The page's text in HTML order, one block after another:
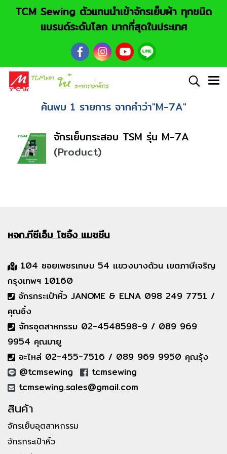
TCM Sewing ตัวแทนนำเข้าจักรเย็บผ้า ทุกชนิด
แบรนด์ระดับโลก มากที่สุดในประเทศ
ค้นพบ 1 รายการ จากคำว่า"M-7A"
จักรเย็บกระสอบ TSM รุ่น M-7A
(Product)
หจก.ทีซีเอ็มโซอิ้ง แมชชีน
104 ซอยเพชรเกษม 54 แขวงบางด้วน เขตภาษีเจริญ
กรุงเทพฯ 10160
จักรกระเป๋าหิ้ว JANOME & ELNA 098 249 7751 /
คุณอิ๋ง
จักรอุตสาหกรรม 02-4548598-9 / 089 969
9954 คุณมายู
อะไหล่ 02-455-7516 / 089 969 9950 คุณรุ้ง
@tcmsewing
tcmsewing
tcmsewing.sales@gmail.com
สินค้า
จักรเย็บอุตสาหกรรม
จักรกระเป๋าหิ้ว